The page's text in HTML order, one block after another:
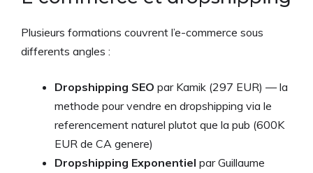
Plusieurs formations couvrent l’e-commerce sous
differents angles :
Dropshipping SEO par Kamik (297 EUR) — la
methode pour vendre en dropshipping via le
referencement naturel plutot que la pub (600K
EUR de CA genere)
Dropshipping Exponentiel par Guillaume